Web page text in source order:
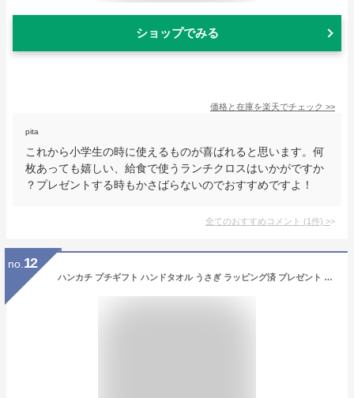
ショップでみる
価格と在庫を楽天でチェック >>
pita
これから小学生の時に使えるものが喜ばれると思います。何
枚あっても嬉しい、給食で使うランチクロスはいかがですか
？プレゼントする時もかさばらないのでおすすめですよ！
全てのおすすめコメント (1件) >
no. 12
ハンカチ プチギフト ハンドタオル うさぎ ラッピング済 プレゼント ラッピング袋入り 退職 異動 お配り感謝 結婚式 ミニタオル 粗品 景品 お返し おまかせ ギフト クリスマス お世話になりました (ブルー)